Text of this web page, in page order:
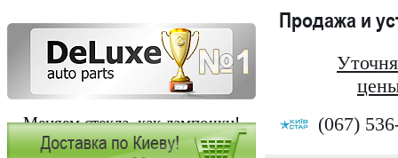
Меняем стекла, как лампочки!
Продажа и
(067)